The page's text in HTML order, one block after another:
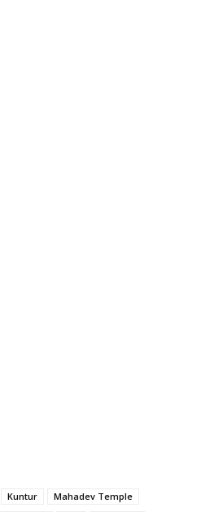
Kuntur
Mahadev Temple